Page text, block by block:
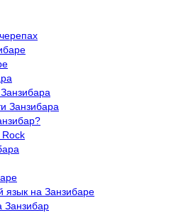
Занзибара
Rock
на Занзибаре
Занзибар